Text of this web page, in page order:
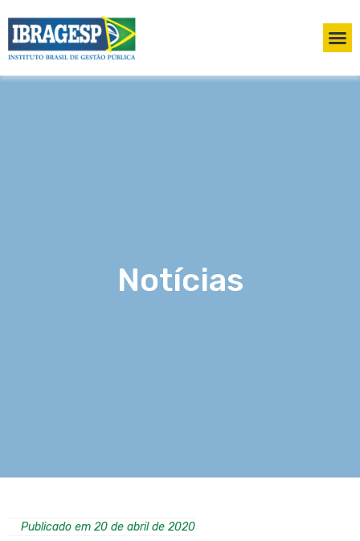
Notícias
Publicado em 20 de abril de 2020